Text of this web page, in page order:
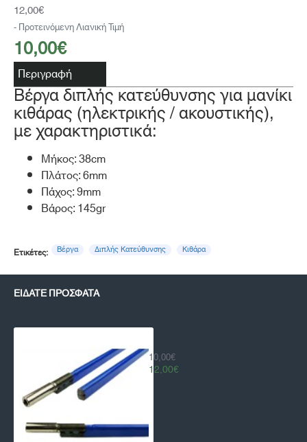
10,00€
12,00€
- Προτεινόμενη Λιανική Τιμή
Περιγραφή
Βέργα διπλής κατεύθυνσης για μανίκι
κιθάρας (ηλεκτρικής / ακουστικής),
με χαρακτηριστικά:
Μήκος: 38cm
Πλάτος: 6mm
Πάχος: 9mm
Βάρος: 145gr
Ετικέτες: Βέργα Διπλής Κατεύθυνσης Κιθάρα
ΕΊΔΑΤΕ ΠΡΌΣΦΑΤΑ
10,00€
12,00€